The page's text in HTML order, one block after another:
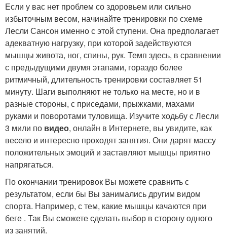
Если у вас нет проблем со здоровьем или сильно
избыточным весом, начинайте тренировки по схеме
Лесли Сансон именно с этой ступени. Она предполагает
адекватную нагрузку, при которой задействуются
мышцы живота, ног, спины, рук. Темп здесь, в сравнении
с предыдущими двумя этапами, гораздо более
ритмичный, длительность тренировки составляет 51
минуту. Шаги выполняют не только на месте, но и в
разные стороны, с приседами, прыжками, махами
руками и поворотами туловища. Изучите ходьбу с Лесли
3 мили по видео, онлайн в Интернете, вы увидите, как
весело и интересно проходят занятия. Они дарят массу
положительных эмоций и заставляют мышцы приятно
напрягаться.
По окончании тренировок Вы можете сравнить с
результатом, если бы Вы занимались другим видом
спорта. Например, с тем, какие мышцы качаются при
беге . Так Вы сможете сделать выбор в сторону одного
из занятий.